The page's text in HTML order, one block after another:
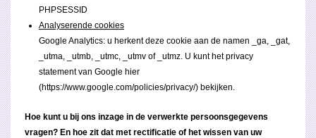
PHPSESSID
Analyserende cookies
Google Analytics: u herkent deze cookie aan de namen _ga, _gat,
_utma, _utmb, _utmc, _utmv of _utmz. U kunt het privacy
statement van Google hier
(https://www.google.com/policies/privacy/) bekijken.
Hoe kunt u bij ons inzage in de verwerkte persoonsgegevens
vragen? En hoe zit dat met rectificatie of het wissen van uw